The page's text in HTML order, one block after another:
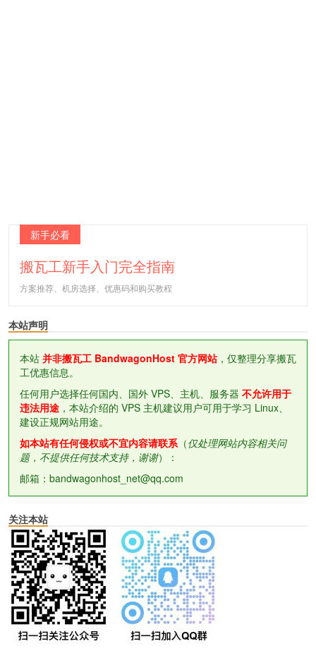
新手必看
搬瓦工新手入门完全指南
方案推荐、机房选择、优惠码和购买教程
本站声明
本站 并非搬瓦工 BandwagonHost 官方网站，仅整理分享搬瓦
工优惠信息。
任何用户选择任何国内、国外 VPS、主机、服务器 不允许用于
违法用途 ，本站介绍的 VPS 主机建议用户可用于学习 Linux、
建设正规网站用途。
如本站有任何侵权或不宜内容请联系（仅处理网站内容相关问
题，不提供任何技术支持，谢谢）：
邮箱：bandwagonhost_net@qq.com
关注本站